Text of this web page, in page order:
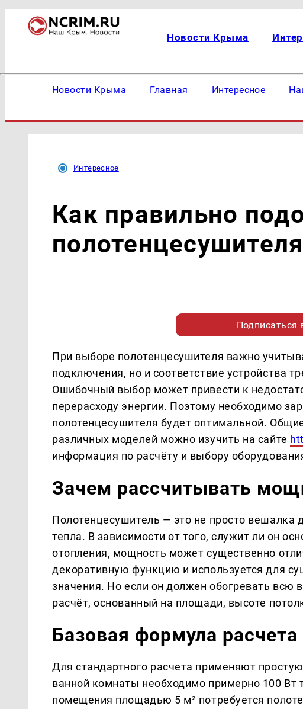
Новости Крыма
Новости Крыма Главная Интересное
Интересное
Как правильно
Подписаться
При выборе полотенцесушителя важно
подключения, но и соответствие устройства
Ошибочный выбор может привести к
перерасходу энергии. Поэтому необходимо
полотенцесушителя будет оптимальной.
различных моделей можно изучить на сайте
информация по расчёту и выбору
Зачем рассчитывать
Полотенцесушитель — это не просто вешалка
тепла. В зависимости от того, служит ли он
отопления, мощность может существенно
декоративную функцию и используется для
значения. Но если он должен обогревать всю
расчёт, основанный на площади, высоте
Базовая формула расчета
Для стандартного расчета применяют
ванной комнаты необходимо примерно 100
помещения площадью 5 м² потребуется